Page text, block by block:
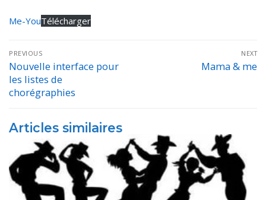
Me-YouTélécharger
Navigation
de
l’article
PREVIOUS
Previous
post:
Nouvelle interface pour
les listes de
chorégraphies
NEXT
Next
Mama & me
Articles similaires